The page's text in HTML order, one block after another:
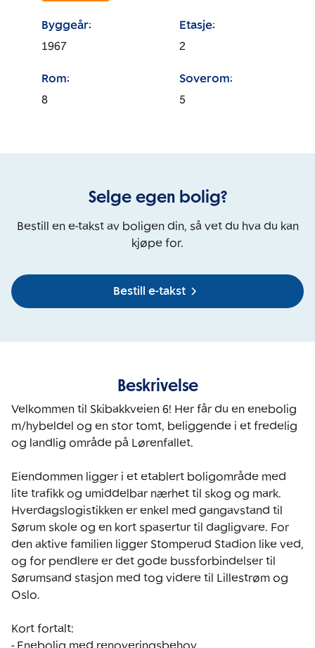
Byggeår:
1967
Etasje:
2
Rom:
8
Soverom:
5
Selge egen bolig?
Bestill en e-takst av boligen din, så vet du hva du kan
kjøpe for.
Bestill e-takst
Beskrivelse
Velkommen til Skibakkveien 6! Her får du en enebolig
m/hybeldel og en stor tomt, beliggende i et fredelig
og landlig område på Lørenfallet.
Eiendommen ligger i et etablert boligområde med
lite trafikk og umiddelbar nærhet til skog og mark.
Hverdagslogistikken er enkel med gangavstand til
Sørum skole og en kort spasertur til dagligvare. For
den aktive familien ligger Stomperud Stadion like ved,
og for pendlere er det gode bussforbindelser til
Sørumsand stasjon med tog videre til Lillestrøm og
Oslo.
Kort fortalt: